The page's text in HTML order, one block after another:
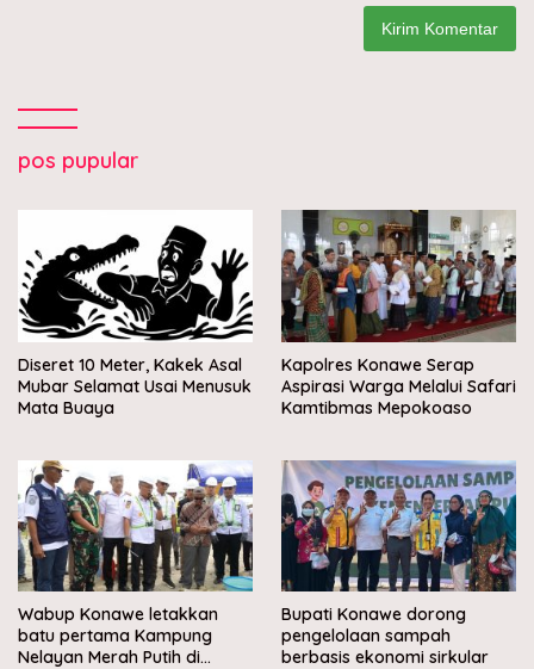
pos pupular
Diseret 10 Meter, Kakek Asal
Mubar Selamat Usai Menusuk
Mata Buaya
Kapolres Konawe Serap
Aspirasi Warga Melalui Safari
Kamtibmas Mepokoaso
Wabup Konawe letakkan
batu pertama Kampung
Nelayan Merah Putih di
Bupati Konawe dorong
pengelolaan sampah
berbasis ekonomi sirkular